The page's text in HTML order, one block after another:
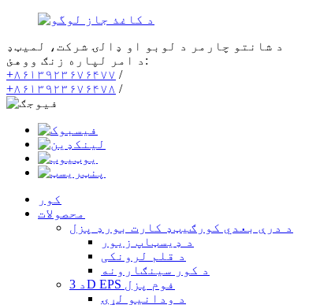
د شانتو چارمر د لوبو او ډالۍ شرکت، لمیټډ
د امر لپاره زنګ ووهئ:
+۸۶۱۳۹۲۳۶۷۶۴۷۷ /
+۸۶۱۳۹۲۳۶۷۶۴۷۸ /
کور
محصولات
د درې بعدي کورګیټډ کارت بورډ پزل
د ډیسټاپ زیور
د قلم لرونکی
د کور سينګارونه
د 3D EPS فوم پزل
د ودانیو لړۍ